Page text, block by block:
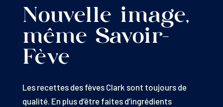
Nouvelle image,
même Savoir-
Fève
Les recettes des fèves Clark sont toujours de
qualité. En plus d’être faites d’ingrédients